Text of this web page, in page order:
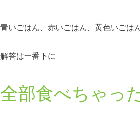
青いごはん、赤いごはん、黄色いごは
解答は一番下に
全部食べちゃっ